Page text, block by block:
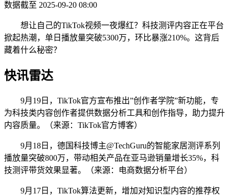
数据截至 2025-09-20 08:00
想让自己的TikTok视频一夜爆红？科技测评内容正在平台
掀起热潮，单日播放量突破5300万，环比暴涨210%。这背后
藏着什么秘密？
快讯雷达
9月19日，TikTok官方宣布推出”创作者学院”新功能，专
为科技类内容创作者提供数据分析工具和创作指导，助力提升
内容质量。（来源：TikTok官方博客）
9月18日，德国科技博主@TechGuru的智能家居测评系列
播放量突破800万，带动相关产品在亚马逊销量增长35%，科
技测评带货效果显著。（来源：电商数据分析平台）
9月17日，TikTok算法更新，增加对知识型内容的推荐权